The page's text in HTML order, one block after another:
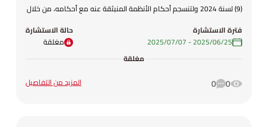
(9) لسنة 2024 ولتنسجم أحكام الأنظمة المنبثقة عنه مع أحكامه، من خلال
(التصنيف أو التسجيل)، ولوضع ضوابط عند فتح فروع للجمعية في المملكة،
ولإتاحة عقد اجتماعات مجلس الإدارة وجاهياً أو عبر التطبيقات الإلكترونية.
فقد تم وضع مشروع هذا النظام المعدل .
فترة الاستشارة
25‏/06‏/2025
-
07‏/07‏/2025
حالة الاستشارة
مغلقة
مغلقة
0
0 المزيد من التفاصيل